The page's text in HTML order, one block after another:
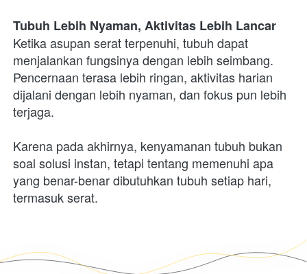
Tubuh Lebih Nyaman, Aktivitas Lebih Lancar
Ketika asupan serat terpenuhi, tubuh dapat
menjalankan fungsinya dengan lebih seimbang.
Pencernaan terasa lebih ringan, aktivitas harian
dijalani dengan lebih nyaman, dan fokus pun lebih
terjaga.
Karena pada akhirnya, kenyamanan tubuh bukan
soal solusi instan, tetapi tentang memenuhi apa
yang benar-benar dibutuhkan tubuh setiap hari,
termasuk serat.